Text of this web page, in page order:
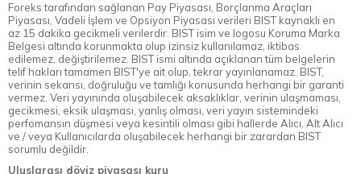
Foreks tarafından sağlanan Pay Piyasası, Borçlanma Araçları
Piyasası, Vadeli İşlem ve Opsiyon Piyasası verileri BIST kaynaklı en
az 15 dakika gecikmeli verilerdir. BIST isim ve logosu Koruma Marka
Belgesi altında korunmakta olup izinsiz kullanılamaz, iktibas
edilemez, değiştirilemez. BIST ismi altında açıklanan tüm belgelerin
telif hakları tamamen BIST'ye ait olup, tekrar yayınlanamaz. BIST,
verinin sekansı, doğruluğu ve tamlığı konusunda herhangi bir garanti
vermez. Veri yayınında oluşabilecek aksaklıklar, verinin ulaşmaması,
gecikmesi, eksik ulaşması, yanlış olması, veri yayın sistemindeki
perfomansın düşmesi veya kesintili olması gibi hallerde Alıcı, Alt Alıcı
ve / veya Kullanıcılarda oluşabilecek herhangi bir zarardan BIST
sorumlu değildir.
Uluslarası döviz piyasası kuru